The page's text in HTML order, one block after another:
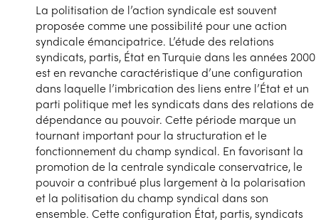
La politisation de l’action syndicale est souvent
proposée comme une possibilité pour une action
syndicale émancipatrice. L’étude des relations
syndicats, partis, État en Turquie dans les années 2000
est en revanche caractéristique d’une configuration
dans laquelle l’imbrication des liens entre l’État et un
parti politique met les syndicats dans des relations de
dépendance au pouvoir. Cette période marque un
tournant important pour la structuration et le
fonctionnement du champ syndical. En favorisant la
promotion de la centrale syndicale conservatrice, le
pouvoir a contribué plus largement à la polarisation
et la politisation du champ syndical dans son
ensemble. Cette configuration État, partis, syndicats